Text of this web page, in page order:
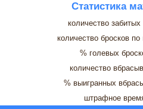
Статистика
количество
количество бросков по
% голевых
количество
% выигранных
штрафное